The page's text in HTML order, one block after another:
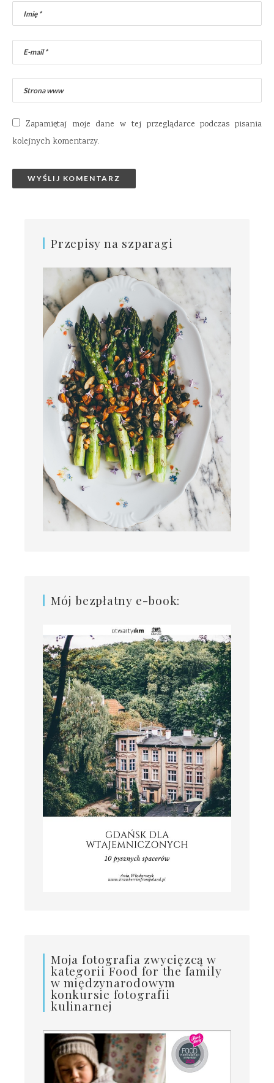
Zapamiętaj moje dane w tej przeglądarce podczas pisania
kolejnych komentarzy.
Przepisy na szparagi
Mój bezpłatny e-book:
Moja fotografia zwycięzcą w
kategorii Food for the family
w międzynarodowym
konkursie fotografii
kulinarnej